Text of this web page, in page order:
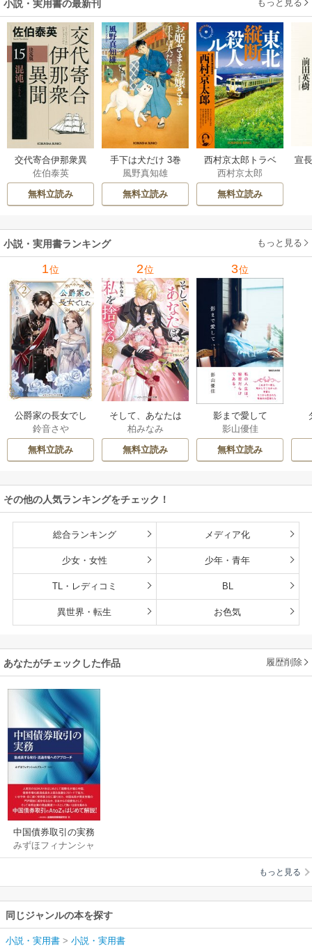
小説・実用書の最新刊 もっと見る
交代寄合伊那衆異
聞 15巻
佐伯泰英
無料立読み
手下は犬だけ 3巻
風野真知雄
無料立読み
西村京太郎トラベ
ルミステリー・セ
レクション 2巻
西村京太郎
無料立読み
宣
小説・実用書ランキング もっと見る
1位
公爵家の長女でし
た
鈴音さや
無料立読み
2位
そして、あなたは
私を捨てる
柏みなみ
無料立読み
3位
影まで愛して
影山優佳
無料立読み
その他の人気ランキングをチェック！
総合ランキング メディア化
少女・女性 少年・青年
TL・レディコミ BL
異世界・転生 お色気
あなたがチェックした作品 履歴削除
中国債券取引の実務
―急成長する発行・
流通市場へのアプロ
みずほフィナンシャ
ルグループ
もっと見る
同じジャンルの本を探す
小説・実用書 > 小説・実用書